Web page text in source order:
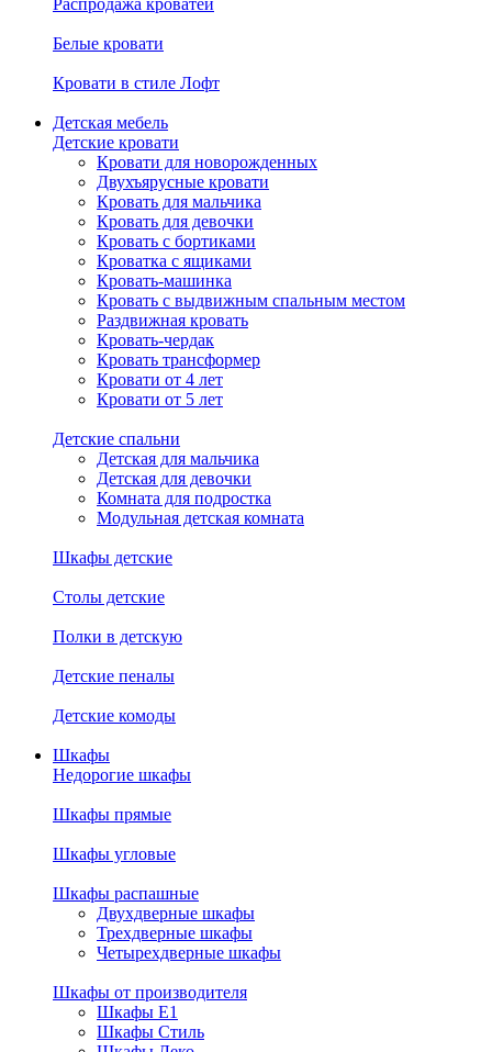
Распродажа кроватей
Белые кровати
Кровати в стиле Лофт
Детская мебель
Детские кровати
Кровати для новорожденных
Двухъярусные кровати
Кровать для мальчика
Кровать для девочки
Кровать с бортиками
Кроватка с ящиками
Кровать-машинка
Кровать с выдвижным спальным местом
Раздвижная кровать
Кровать-чердак
Кровать трансформер
Кровати от 4 лет
Кровати от 5 лет
Детские спальни
Детская для мальчика
Детская для девочки
Комната для подростка
Модульная детская комната
Шкафы детские
Столы детские
Полки в детскую
Детские пеналы
Детские комоды
Шкафы
Недорогие шкафы
Шкафы прямые
Шкафы угловые
Шкафы распашные
Двухдверные шкафы
Трехдверные шкафы
Четырехдверные шкафы
Шкафы от производителя
Шкафы E1
Шкафы Стиль